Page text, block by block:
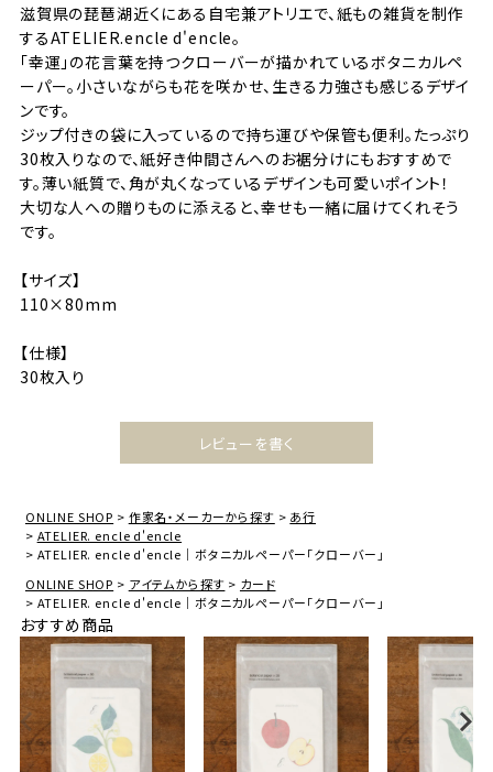
滋賀県の琵琶湖近くにある自宅兼アトリエで、紙もの雑貨を制作
するATELIER.encle d'encle。
「幸運」の花言葉を持つクローバーが描かれているボタニカルペ
ーパー。小さいながらも花を咲かせ、生きる力強さも感じるデザイ
ンです。
ジップ付きの袋に入っているので持ち運びや保管も便利。たっぷり
30枚入りなので、紙好き仲間さんへのお裾分けにもおすすめで
す。薄い紙質で、角が丸くなっているデザインも可愛いポイント！
大切な人への贈りものに添えると、幸せも一緒に届けてくれそう
です。
【サイズ】
110×80mm
【仕様】
30枚入り
レビューを書く
ONLINE SHOP 作家名・メーカーから探す
あ行
ATELIER. encle d'encle
ATELIER. encle d'encle｜ボタニカルペーパー「クローバー」
ONLINE SHOP
アイテムから探す
カード
ATELIER. encle d'encle｜ボタニカルペーパー「クローバー」
おすすめ商品